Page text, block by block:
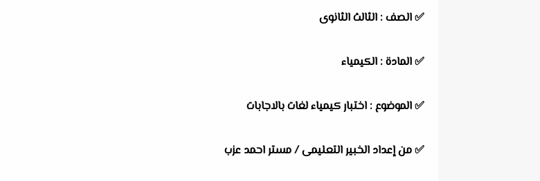
✅الصف : الثالث الثانوى
✅المادة : الكيمياء
✅الموضوع : اختبار كيمياء لغات بالاجابات
✅من إعداد الخبير التعليمى /مستر احمد عزب